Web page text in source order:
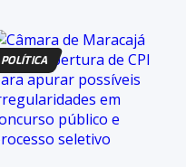
POLÍTICA